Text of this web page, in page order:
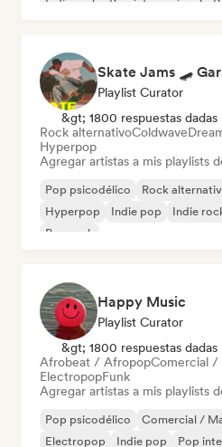
Indie rock Pop internacional
Playlist Curator
&gt; 1800 respuestas dadas
Rock alternativoColdwave
Hyperpop
Agregar artistas a mis playlists
Pop psicodélico Rock
Hyperpop
Indie pop Indie
Pop rock
Happy Music
Playlist Curator
&gt; 1800 respuestas dadas
Afrobeat / AfropopComercial /
ElectropopFunk
Agregar artistas a mis playlists
Pop psicodélico Comercial /
Electropop
Indie pop Pop